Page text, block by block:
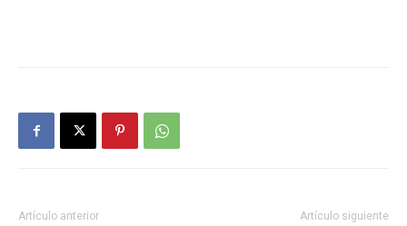
Artículo anterior Artículo siguiente